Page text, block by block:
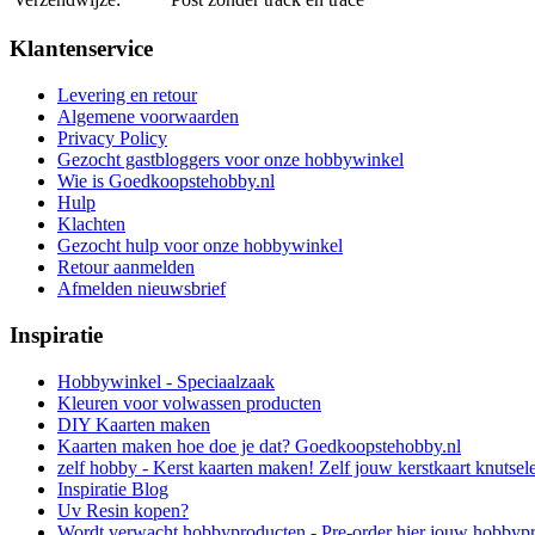
Klantenservice
Levering en retour
Algemene voorwaarden
Privacy Policy
Gezocht gastbloggers voor onze hobbywinkel
Wie is Goedkoopstehobby.nl
Hulp
Klachten
Gezocht hulp voor onze hobbywinkel
Retour aanmelden
Afmelden nieuwsbrief
Inspiratie
Hobbywinkel - Speciaalzaak
Kleuren voor volwassen producten
DIY Kaarten maken
Kaarten maken hoe doe je dat? Goedkoopstehobby.nl
zelf hobby - Kerst kaarten maken! Zelf jouw kerstkaart
Inspiratie Blog
Uv Resin kopen?